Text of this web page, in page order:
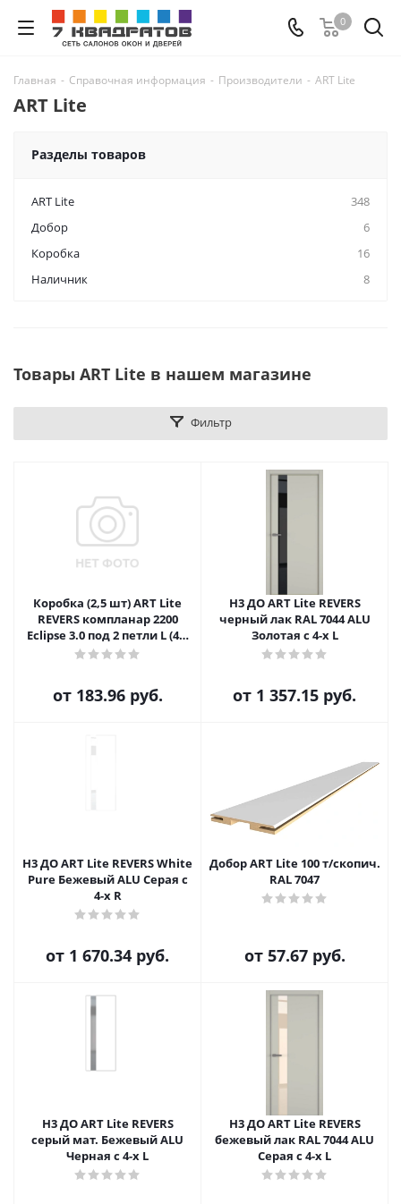
0
Главная - Справочная информация - Производители - ART Lite
ART Lite
Разделы товаров
ART Lite
348
Добор
6
Коробка
16
Наличник
8
Товары ART Lite в нашем магазине
Фильтр
Коробка (2,5 шт) ART Lite
REVERS компланар 2200
Eclipse 3.0 под 2 петли L (43)
для п. 1800-2000
от 183.96 руб.
H3 ДО ART Lite REVERS
черный лак RAL 7044 ALU
Золотая с 4-х L
от 1 357.15 руб.
H3 ДО ART Lite REVERS White
Pure Бежевый ALU Серая с
4-х R
от 1 670.34 руб.
Добор ART Lite 100 т/скопич.
RAL 7047
от 57.67 руб.
H3 ДО ART Lite REVERS
серый мат. Бежевый ALU
Черная с 4-х L
H3 ДО ART Lite REVERS
бежевый лак RAL 7044 ALU
Серая с 4-х L